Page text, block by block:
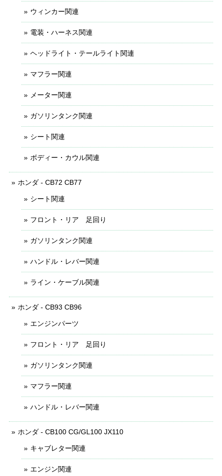
ウィンカー関連
電装・ハーネス関連
ヘッドライト・テールライト関連
マフラー関連
メーター関連
ガソリンタンク関連
シート関連
ボディー・カウル関連
ホンダ - CB72 CB77
シート関連
フロント・リア 足回り
ガソリンタンク関連
ハンドル・レバー関連
ライン・ケーブル関連
ホンダ - CB93 CB96
エンジンパーツ
フロント・リア 足回り
ガソリンタンク関連
マフラー関連
ハンドル・レバー関連
ホンダ - CB100 CG/GL100 JX110
キャブレター関連
エンジン関連